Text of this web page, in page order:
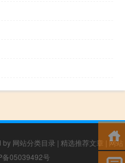
by 网站分类目录 | 精选推荐文章 | 网站
备05039492号